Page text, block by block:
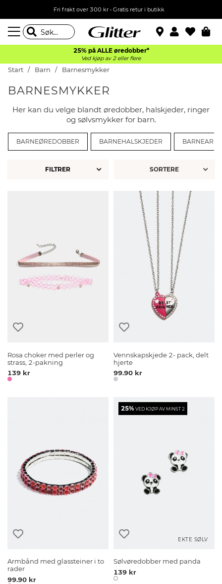
Fri frakt over 300 kr • Gratis retur i butikk
25% på ALLE øredobber*
Ved kjøp av 2 eller flere
Start Barn Barnesmykker
BARNESMYKKER
Her kan du velge blandt øredobber, halskjeder, ringer
og sølvsmykker for barn.
BARNEØREDOBBER BARNEHALSKJEDER
FILTRER
Rosa choker med perler og
strass, 2-pakning
139 kr
Vennskapskjede 2- pack, delt
hjerte
99.90 kr
Armbånd med glassteiner i to
rader
99.90 kr
25%VED KJØP AV MINST 2
EKTE SØLV
Sølvøredobber med panda
139 kr